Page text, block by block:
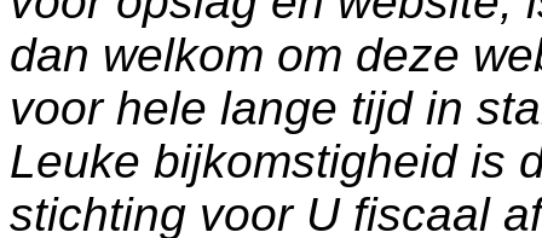
dan welkom om deze
voor hele lange tijd in
Leuke bijkomstigheid is
stichting voor U fiscaal